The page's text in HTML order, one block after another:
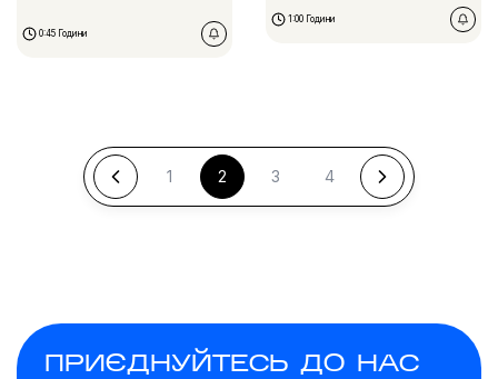
0:45 Години
1:00 Години
1 2 3 4
ПРИЄДНУЙТЕСЬ ДО НАС